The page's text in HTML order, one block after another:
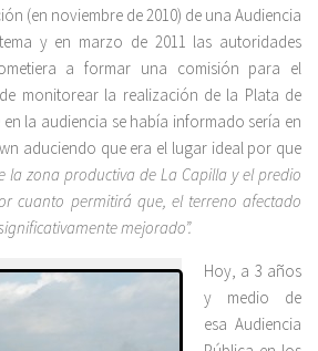
(en noviembre de 2010) de una Audiencia
y en marzo de 2011 las autoridades
a formar una comisión para el
monitorear la realización de la Plata de
la audiencia se había informado sería en
aduciendo que era el lugar ideal por que
la zona productiva de La Capilla y el predio
cuanto permitirá que, el terreno afectado
mejorado”.
Hoy, a 3 años
y medio de
esa Audiencia